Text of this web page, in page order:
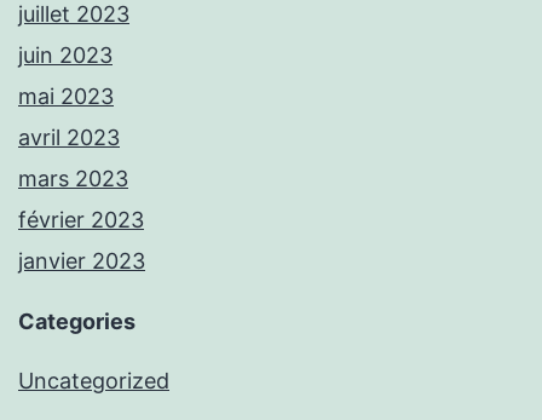
juillet 2023
juin 2023
mai 2023
avril 2023
mars 2023
février 2023
janvier 2023
Categories
Uncategorized